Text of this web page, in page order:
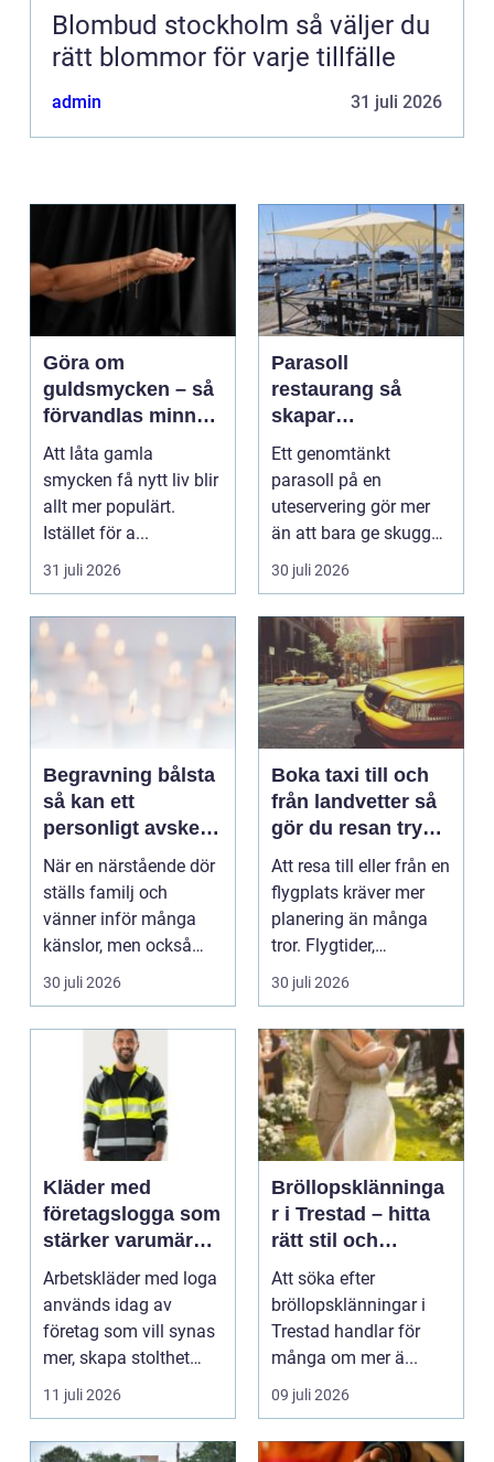
Blombud stockholm så väljer du
rätt blommor för varje tillfälle
admin 31 juli 2026
Göra om
guldsmycken – så
förvandlas minnen
till nya favoriter
Att låta gamla
smycken få nytt liv blir
allt mer populärt.
Istället för a...
31 juli 2026
Parasoll
restaurang så
skapar
uteserveringen rätt
känsla året runt
Ett genomtänkt
parasoll på en
uteservering gör mer
än att bara ge skugga.
Det påverkar hur länge
gäs...
30 juli 2026
Begravning bålsta
så kan ett
personligt avsked
formas
När en närstående dör
ställs familj och
vänner inför många
känslor, men också
praktiska beslut. En b...
30 juli 2026
Boka taxi till och
från landvetter så
gör du resan trygg
och smidig
Att resa till eller från en
flygplats kräver mer
planering än många
tror. Flygtider,
packning, säker...
30 juli 2026
Kläder med
företagslogga som
stärker varumärket
varje dag
Arbetskläder med loga
används idag av
företag som vill synas
mer, skapa stolthet
inte...
11 juli 2026
Bröllopsklänninga
r i Trestad – hitta
rätt stil och
passform inför den
stora dagen
Att söka efter
bröllopsklänningar i
Trestad handlar för
många om mer ä...
09 juli 2026